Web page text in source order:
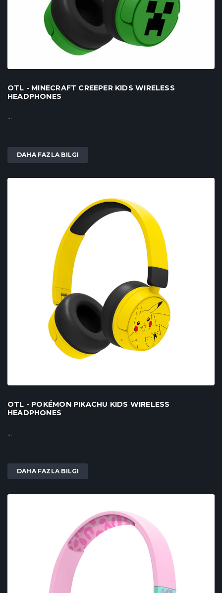
OTL - MINECRAFT CREEPER KIDS WIRELESS
HEADPHONES
...
DAHA FAZLA BILGI
OTL - POKÉMON PIKACHU KIDS WIRELESS
HEADPHONES
...
DAHA FAZLA BILGI